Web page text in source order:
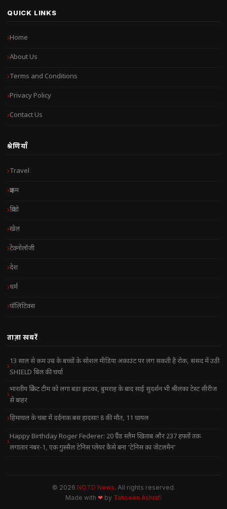
QUICK LINKS
Home
About Us
Terms and Conditions
Privacy Policy
Contact Us
श्रेणियाँ
Travel
क्राइम
क्रिप्टो
खेल
टेक्नोलॉजी
देश
धर्म
पॉलिटिक्स
ताज़ा खबरें
13 साल से कम उम्र के बच्चों के सोशल मीडिया अकाउंट पर लग सकती है रोक, संसद में उठी
SHIELD बिल की चर्चा
भारतीय क्रिकेट टीम को लगा बड़ा झटका, बुमराह के बाद साई सुदर्शन भी श्रीलंका टेस्ट सीरीज
से बाहर
हिमाचल के चंबा में दर्दनाक बस हादसा! 8 की मौत, 11 घायल
Happy Birthday Roger Federer: 20 ग्रैंड स्लैम खिताब और 237 हफ्तों तक
लगातार नंबर-1, एक गुस्सैल टेनिस प्लेयर कैसे बना ‘टेनिस का जेंटलमैन’
© 2026 NOTD News. All rights reserved.
Made with ❤ by Tahseen Ashrafi